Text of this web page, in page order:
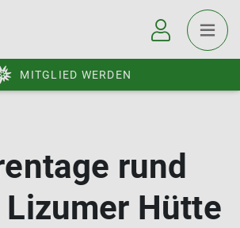
MITGLIED WERDEN
rund
Lizumer Hütte